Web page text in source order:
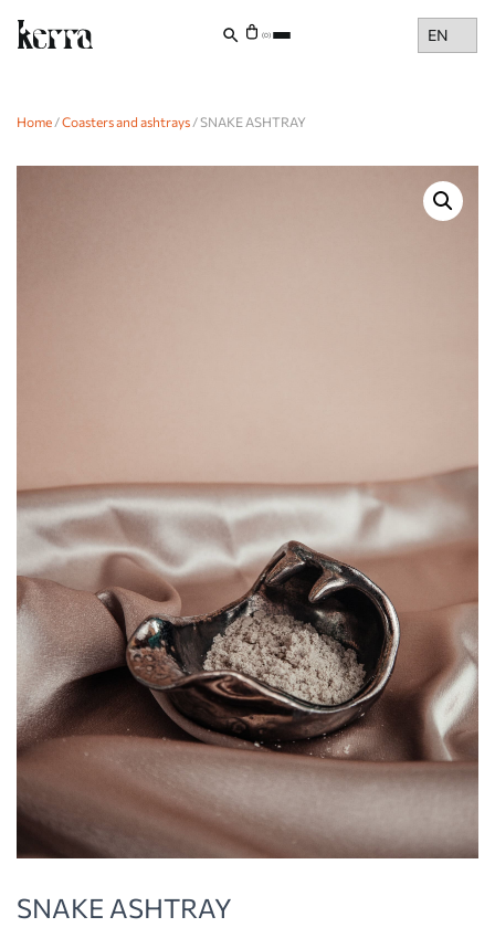
Choose
a
(0)
Home /Coasters and ashtrays / SNAKE ASHTRAY
SNAKE ASHTRAY